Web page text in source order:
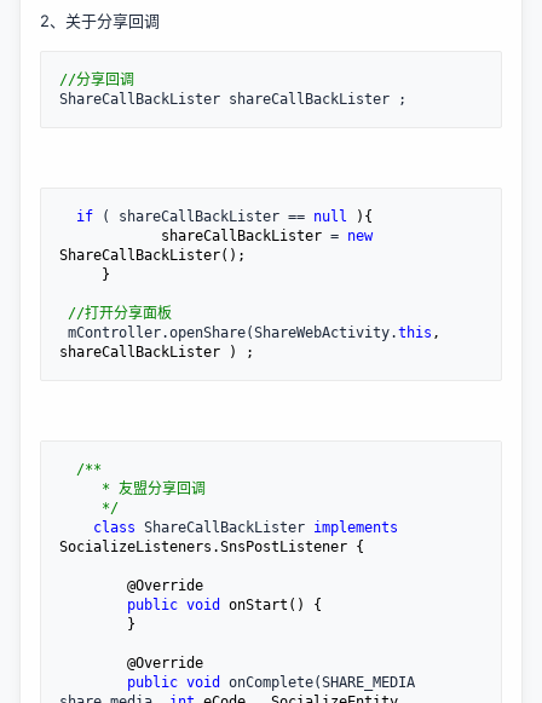
2、关于分享回调
//分享回调
ShareCallBackLister shareCallBackLister ;
if ( shareCallBackLister == null ){
            shareCallBackLister
= new
ShareCallBackLister();
//打开分享面板
mController.openShare(ShareWebActivity.this ,
shareCallBackLister ) ;
/**
*/
class ShareCallBackLister implements
SocializeListeners.SnsPostListener {
public void
onStart() {
public void
onComplete(SHARE_MEDIA